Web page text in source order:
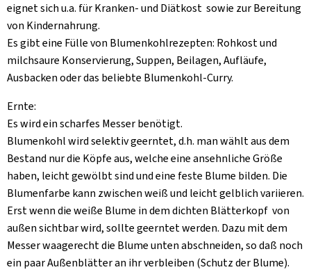
eignet sich u.a. für Kranken- und Diätkost sowie zur Bereitung
von Kindernahrung.
Es gibt eine Fülle von Blumenkohlrezepten: Rohkost und
milchsaure Konservierung, Suppen, Beilagen, Aufläufe,
Ausbacken oder das beliebte Blumenkohl-Curry.
Ernte:
Es wird ein scharfes Messer benötigt.
Blumenkohl wird selektiv geerntet, d.h. man wählt aus dem
Bestand nur die Köpfe aus, welche eine ansehnliche Größe
haben, leicht gewölbt sind und eine feste Blume bilden. Die
Blumenfarbe kann zwischen weiß und leicht gelblich variieren.
Erst wenn die weiße Blume in dem dichten Blätterkopf von
außen sichtbar wird, sollte geerntet werden. Dazu mit dem
Messer waagerecht die Blume unten abschneiden, so daß noch
ein paar Außenblätter an ihr verbleiben (Schutz der Blume).